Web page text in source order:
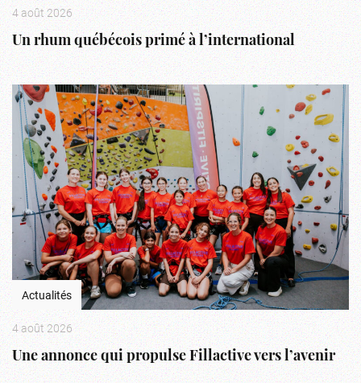
4 août 2026
Un rhum québécois primé à l’international
Actualités
4 août 2026
Une annonce qui propulse Fillactive vers l’avenir